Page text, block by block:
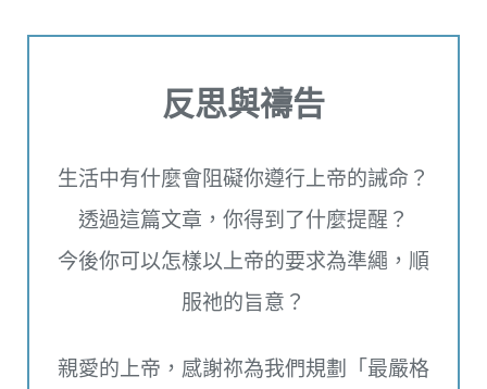
反思與禱告
生活中有什麼會阻礙你遵行上帝的誡命？
透過這篇文章，你得到了什麼提醒？
今後你可以怎樣以上帝的要求為準繩，順
服祂的旨意？
親愛的上帝，感謝祢為我們規劃「最嚴格